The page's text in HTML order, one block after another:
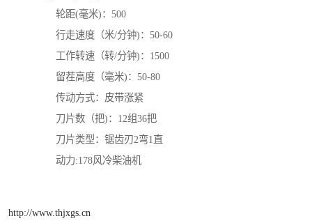
轮距(毫米)：500
行走速度（米/分钟)：50-60
工作转速（转/分钟)：1500
留茬高度（毫米)：50-80
传动方式：皮带涨紧
刀片数（把)：12组36把
刀片类型：锯齿刃2弯1直
动力:178风冷柴油机
http://www.thjxgs.cn